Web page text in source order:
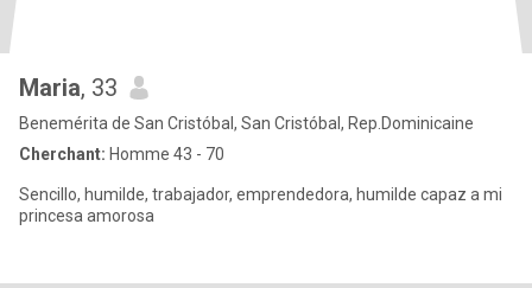
Maria, 33
Benemérita de San Cristóbal, San Cristóbal, Rep.Dominicaine
Cherchant: Homme 43 - 70
Sencillo, humilde, trabajador, emprendedora, humilde capaz a mi
princesa amorosa